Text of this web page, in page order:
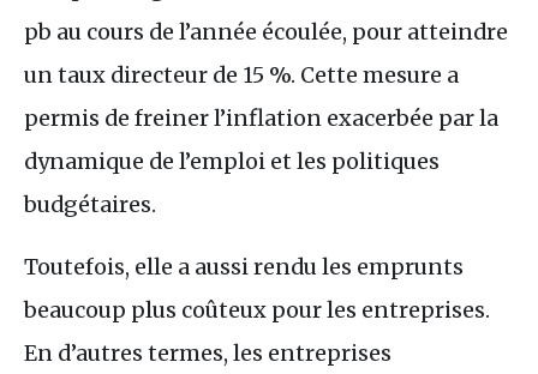
pb au cours de l’année écoulée, pour atteindre
un taux directeur de 15 %. Cette mesure a
permis de freiner l’inflation exacerbée par la
dynamique de l’emploi et les politiques
budgétaires.
Toutefois, elle a aussi rendu les emprunts
beaucoup plus coûteux pour les entreprises.
En d’autres termes, les entreprises